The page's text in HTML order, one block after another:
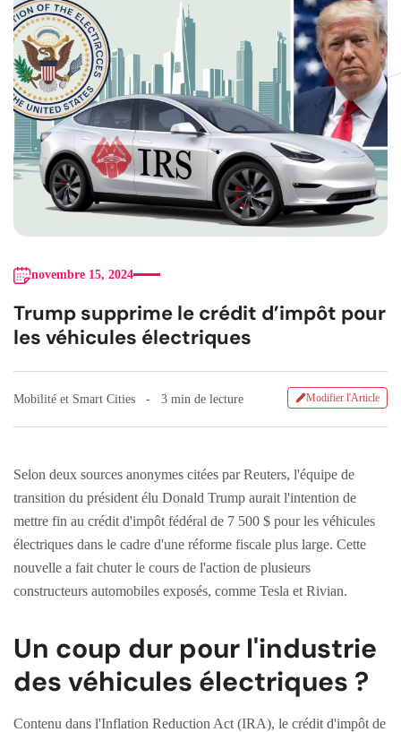
novembre 15, 2024
Trump supprime le crédit d’impôt pour
les véhicules électriques
Mobilité et Smart Cities 3 min de lecture Modifier l'Article
Selon deux sources anonymes citées par Reuters, l'équipe de
transition du président élu Donald Trump aurait l'intention de
mettre fin au crédit d'impôt fédéral de 7 500 $ pour les véhicules
électriques dans le cadre d'une réforme fiscale plus large. Cette
nouvelle a fait chuter le cours de l'action de plusieurs
constructeurs automobiles exposés, comme Tesla et Rivian.
Un coup dur pour l'industrie
des véhicules électriques ?
Contenu dans l'Inflation Reduction Act (IRA), le crédit d'impôt de